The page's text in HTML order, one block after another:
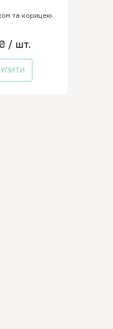
та корицею
/ шт.